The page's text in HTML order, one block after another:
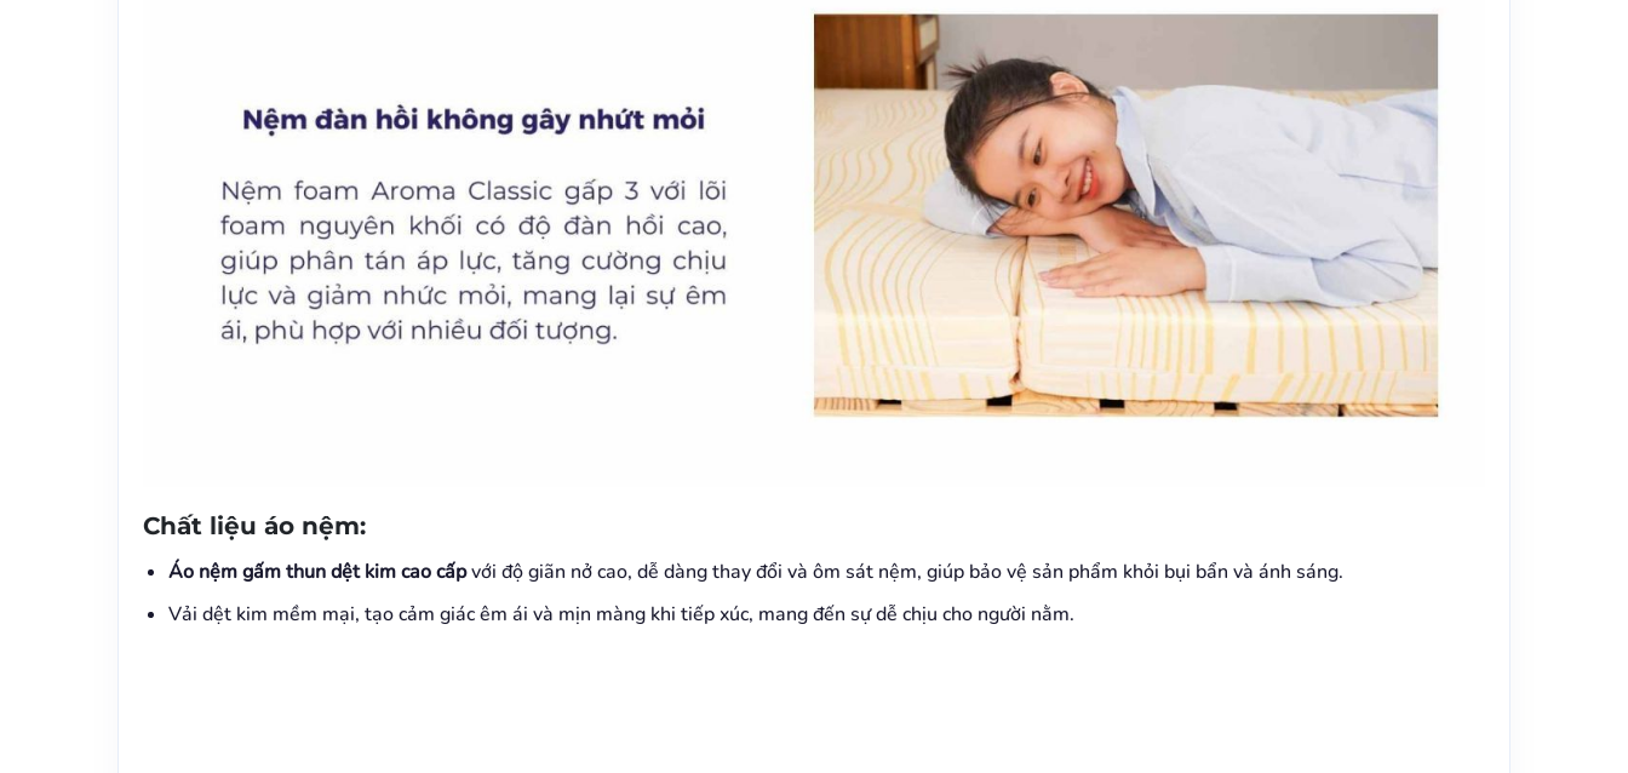
Chất liệu áo nệm:
Áo nệm gấm thun dệt kim cao cấpvới độ giãn nở cao, dễ dàng thay đổi và ôm sát nệm, giúp bảo vệ sản phẩm khỏi bụi bẩn và ánh sáng.
Vải dệt kim mềm mại, tạo cảm giác êm ái và mịn màng khi tiếp xúc, mang đến sự dễ chịu cho người nằm.